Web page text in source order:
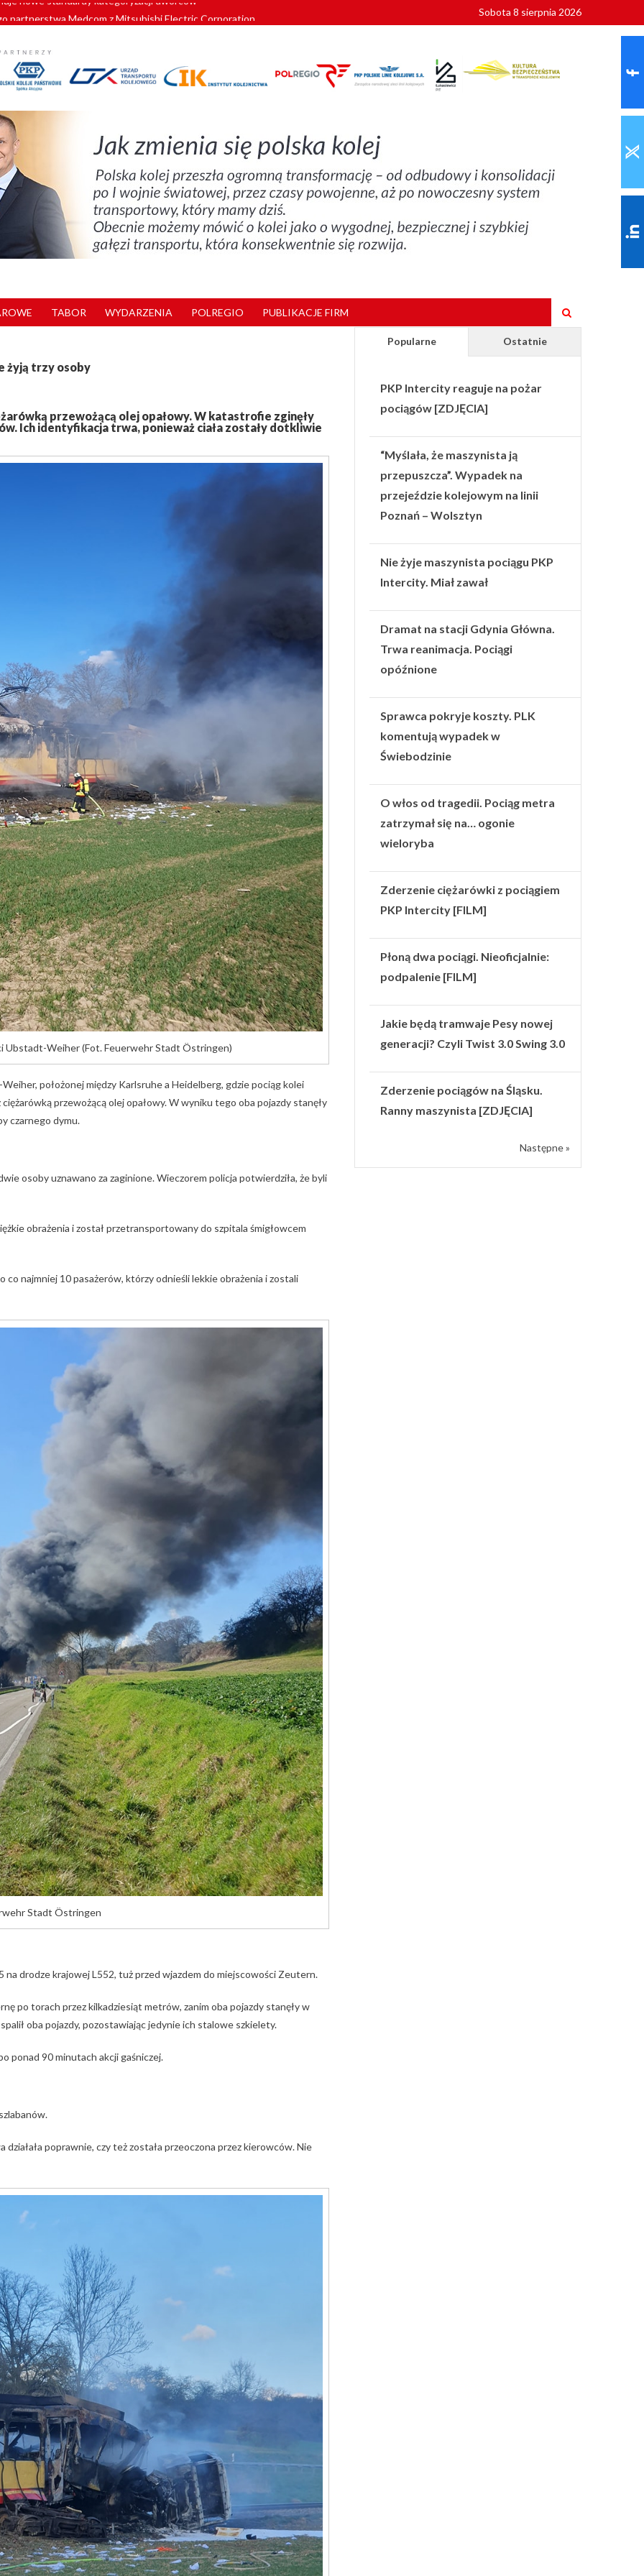
znów szuka dostawcy nowych EZT
kolejowych w północnej Wielkopolsce. Łatwiejsze dojazdy do pracy i szkoły
Sobota 8 sierpnia 2026
TABOR WYDARZENIA POLREGIO PUBLIKACJE FIRM
żyją trzy osoby
przewożącą olej opałowy. W katastrofie zginęły
Ich identyfikacja trwa, ponieważ ciała zostały dotkliwie
Ubstadt-Weiher (Fot. Feuerwehr Stadt Östringen)
położonej między Karlsruhe a Heidelberg, gdzie pociąg kolei
przewożącą olej opałowy. W wyniku tego oba pojazdy stanęły
czarnego dymu.
osoby uznawano za zaginione. Wieczorem policja potwierdziła, że byli
obrażenia i został przetransportowany do szpitala śmigłowcem
co najmniej 10 pasażerów, którzy odnieśli lekkie obrażenia i zostali
Stadt Östringen
na drodze krajowej L552, tuż przed wjazdem do miejscowości Zeutern.
po torach przez kilkadziesiąt metrów, zanim oba pojazdy stanęły w
oba pojazdy, pozostawiając jedynie ich stalowe szkielety.
ponad 90 minutach akcji gaśniczej.
poprawnie, czy też została przeoczona przez kierowców. Nie
Popularne Ostatnie
PKP Intercity reaguje na pożar
pociągów [ZDJĘCIA]
“Myślała, że maszynista ją
przepuszcza”. Wypadek na
przejeździe kolejowym na linii
Poznań – Wolsztyn
Nie żyje maszynista pociągu PKP
Intercity. Miał zawał
Dramat na stacji Gdynia Główna.
Trwa reanimacja. Pociągi
opóźnione
Sprawca pokryje koszty. PLK
komentują wypadek w
Świebodzinie
O włos od tragedii. Pociąg metra
zatrzymał się na… ogonie
wieloryba
Zderzenie ciężarówki z pociągiem
PKP Intercity [FILM]
Płoną dwa pociągi. Nieoficjalnie:
podpalenie [FILM]
Jakie będą tramwaje Pesy nowej
generacji? Czyli Twist 3.0 Swing 3.0
Zderzenie pociągów na Śląsku.
Ranny maszynista [ZDJĘCIA]
Następne »